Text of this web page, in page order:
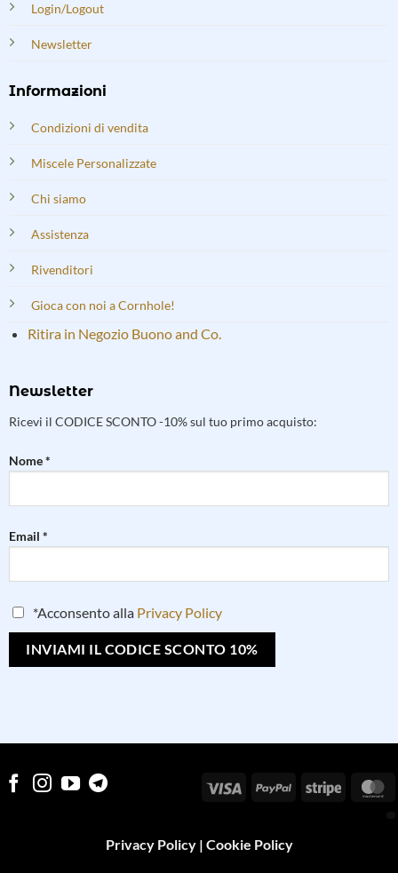
Login/Logout
Newsletter
Informazioni
Condizioni di vendita
Miscele Personalizzate
Chi siamo
Assistenza
Rivenditori
Gioca con noi a Cornhole!
Ritira in Negozio Buono and Co.
Newsletter
Ricevi il CODICE SCONTO -10% sul tuo primo acquisto:
Nome *
Email *
*Acconsento alla Privacy Policy
Privacy Policy| Cookie Policy
Visa PayPal Stripe